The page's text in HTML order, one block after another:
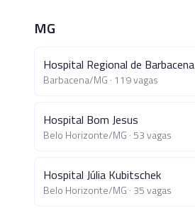
MG
Hospital Regional de Barbacena
Barbacena/MG · 119vagas
Hospital Bom Jesus
Belo Horizonte/MG · 53vagas
Hospital Júlia Kubitschek
Belo Horizonte/MG · 35vagas